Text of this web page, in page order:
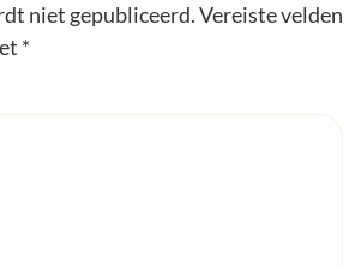
niet gepubliceerd.Vereiste velden
*